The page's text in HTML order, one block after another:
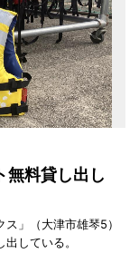
無料貸し出し
」（大津市雄琴5）
している。